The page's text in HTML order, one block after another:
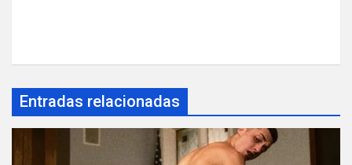
Entradas relacionadas